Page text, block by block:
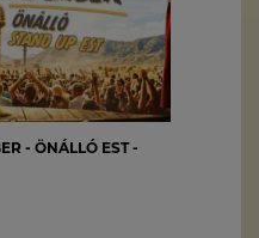
- ÖNÁLLÓ EST -